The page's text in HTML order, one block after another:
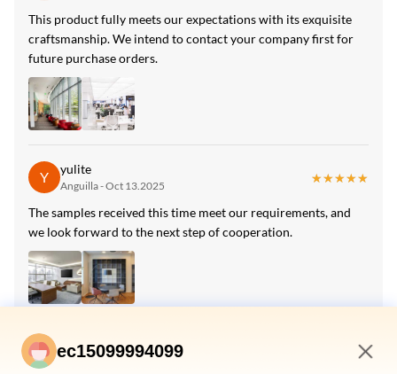
High Light:
संगमरमर वॉलबोर्ड 8 मिमी, 1220*2440 मिमी संगमरमर की दीवार पैनलिंग,
संगमरमर बांस लकड़ी का वॉलबोर्ड
This product fully meets our expectations with its exquisite
craftsmanship. We intend to contact your company first for
future purchase orders.
Y yulite
Anguilla - Oct 13.2025
★★★★★
★★★★★
The samples received this time meet our requirements, and
we look forward to the next step of cooperation.
Y yuer
Armenia - Sep 7.2025
★★★★★
★★★★★
ec15099994099